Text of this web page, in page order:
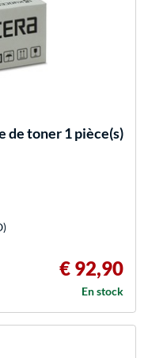
de toner 1 pièce(s)
€ 92,90
En stock